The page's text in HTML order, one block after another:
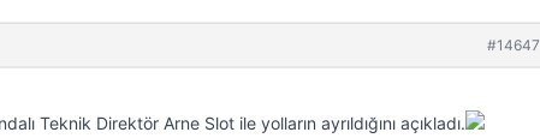
#14647
Teknik Direktör Arne Slot ile yolların ayrıldığını açıkladı.